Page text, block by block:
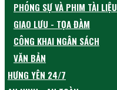
PHÓNG SỰ VÀ PHIM TÀI LIỆU
GIAO LƯU - TỌA ĐÀM
CÔNG KHAI NGÂN SÁCH
VĂN BẢN
HƯNG YÊN 24/7